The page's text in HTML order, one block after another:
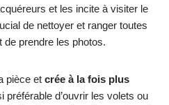
et les incite à visiter le
de nettoyer et ranger toutes
de prendre les photos.
pièce et crée à la fois plus
préférable d’ouvrir les volets ou